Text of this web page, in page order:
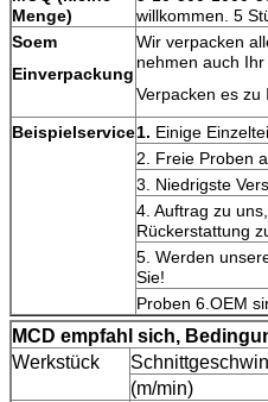
Menge)
willkommen. 5
Soem
Einverpackung
Wir verpacken
nehmen auch
Verpacken es zu
Beispielservice1. Einige
2. Freie Proben
3. Niedrigste
4. Auftrag zu
Rückerstattung
5. Werden
Sie!
Proben 6.OEM
MCD empfahl sich,
Werkstück
(m/min)